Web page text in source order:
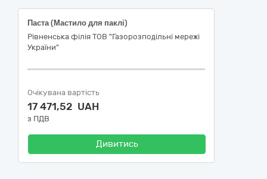
Паста (Мастило для паклі)
Рівненська філія ТОВ "Газорозподільні мережі
України"
Очікувана вартість
17 471,52 UAH
з ПДВ
Дивитись